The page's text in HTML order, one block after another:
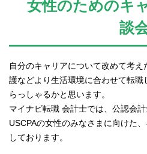
女性のためのキ
談
自分のキャリアについて改めて考
護などより生活環境に合わせて転
らっしゃるかと思います。
マイナビ転職 会計士では、公認会
USCPAの女性のみなさまに向けた
しております。